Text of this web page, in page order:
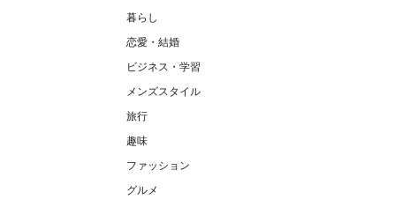
暮らし
恋愛・結婚
ビジネス・学習
メンズスタイル
旅行
趣味
ファッション
グルメ